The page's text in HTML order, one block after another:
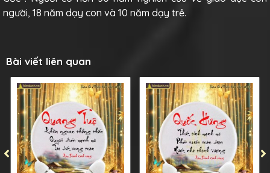
người, 18 năm dạy con và 10 năm dạy trẻ.
Bài viết liên quan